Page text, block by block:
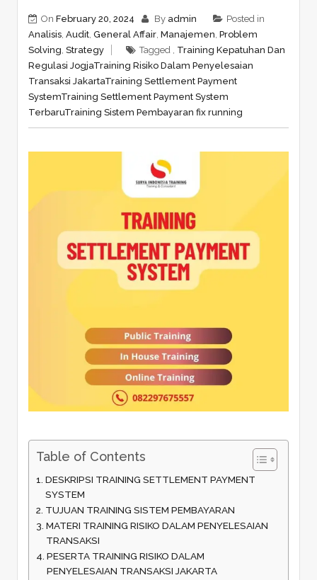
On February 20, 2024 By admin
Posted in
Analisis, Audit, General Affair, Manajemen, Problem
Solving, Strategy Tagged , Training Kepatuhan Dan
Regulasi JogjaTraining Risiko Dalam Penyelesaian
Transaksi JakartaTraining Settlement Payment
SystemTraining Settlement Payment System
TerbaruTraining Sistem Pembayaran fix running
Table of Contents
DESKRIPSI TRAINING SETTLEMENT PAYMENT
SYSTEM
TUJUAN TRAINING SISTEM PEMBAYARAN
MATERI TRAINING RISIKO DALAM PENYELESAIAN
TRANSAKSI
PESERTA TRAINING RISIKO DALAM
PENYELESAIAN TRANSAKSI JAKARTA